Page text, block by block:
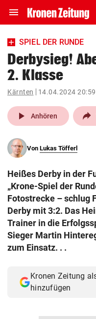
menu Navigation
ein-/ausklappen
account_circle Anmelden
pin_drop
Wien
search
eingeben
© Krone Multimedia GmbH
Muthgasse 2, 1190 Wien
SPIEL DER RUNDE
Derbysieg!
2. Klasse
Kärnten 14.04.2024 20:59
play_arrow Anhören
Von Lukas Töfferl
Heißes Derby in der
„Krone-Spiel der
Fotostrecke – schlug
Derby mit 3:2. Das
Trainer in die
Sieger Martin
zum Einsatz. . .
Kronen Zeitung
hinzufügen